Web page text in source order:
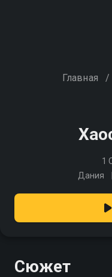
Главная /
1
Дания
Сюжет